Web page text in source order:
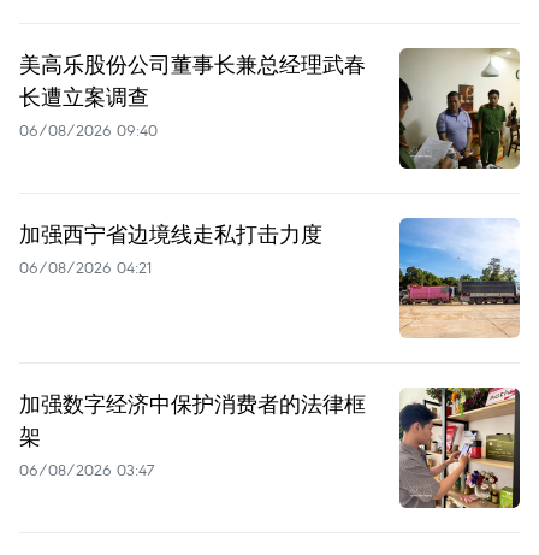
美高乐股份公司董事长兼总经理武春
长遭立案调查
06/08/2026 09:40
加强西宁省边境线走私打击力度
06/08/2026 04:21
加强数字经济中保护消费者的法律框
架
06/08/2026 03:47